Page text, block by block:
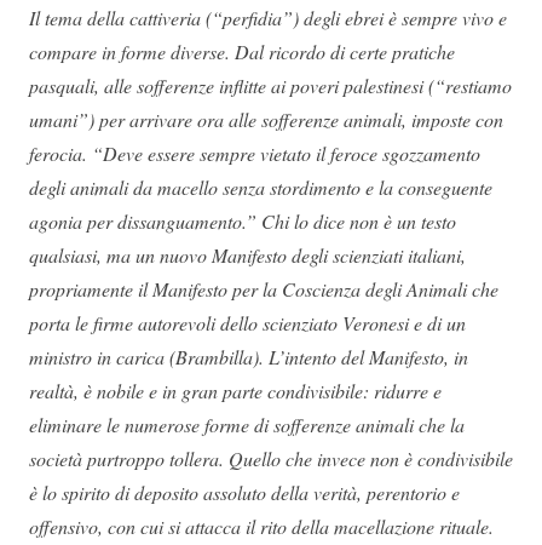
Il tema della cattiveria (“perfidia”) degli ebrei è sempre vivo e
compare in forme diverse. Dal ricordo di certe pratiche
pasquali, alle sofferenze inflitte ai poveri palestinesi (“restiamo
umani”) per arrivare ora alle sofferenze animali, imposte con
ferocia. “Deve essere sempre vietato il feroce sgozzamento
degli animali da macello senza stordimento e la conseguente
agonia per dissanguamento.” Chi lo dice non è un testo
qualsiasi, ma un nuovo Manifesto degli scienziati italiani,
propriamente il Manifesto per la Coscienza degli Animali che
porta le firme autorevoli dello scienziato Veronesi e di un
ministro in carica (Brambilla). L’intento del Manifesto, in
realtà, è nobile e in gran parte condivisibile: ridurre e
eliminare le numerose forme di sofferenze animali che la
società purtroppo tollera. Quello che invece non è condivisibile
è lo spirito di deposito assoluto della verità, perentorio e
offensivo, con cui si attacca il rito della macellazione rituale.